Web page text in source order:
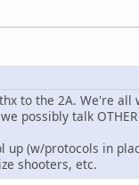
to the 2A. We're
possibly talk OTHER
up (w/protocols in
shooters, etc.